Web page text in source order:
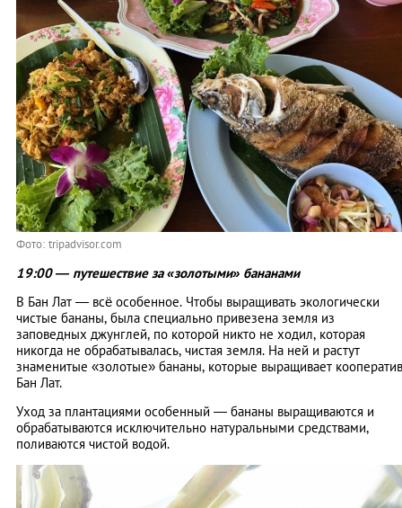
Фото: tripadvisor.com
19:00 — путешествие за «золотыми» бананами
В Бан Лат — всё особенное. Чтобы выращивать экологически
чистые бананы, была специально привезена земля из
заповедных джунглей, по которой никто не ходил, которая
никогда не обрабатывалась, чистая земля. На ней и растут
знаменитые «золотые» бананы, которые выращивает кооператив
Бан Лат.
Уход за плантациями особенный — бананы выращиваются и
обрабатываются исключительно натуральными средствами,
поливаются чистой водой.